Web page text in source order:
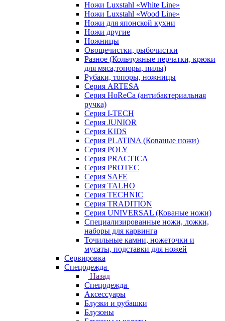
Ножи Luxstahl «White Line»
Ножи Luxstahl «Wood Line»
Ножи для японской кухни
Ножи другие
Ножницы
Овощечистки, рыбочистки
Разное (Кольчужные перчатки, крюки
для мяса,топоры, пилы)
Рубаки, топоры, ножницы
Серия ARTESA
Серия HoReCa (антибактериальная
ручка)
Серия I-TECH
Серия JUNIOR
Серия KIDS
Серия PLATINA (Кованые ножи)
Серия POLY
Серия PRACTICA
Серия PROTEC
Серия SAFE
Серия TALHO
Серия TECHNIC
Серия TRADITION
Серия UNIVERSAL (Кованые ножи)
Специализированные ножи, ложки,
наборы для карвинга
Точильные камни, ножеточки и
мусаты, подставки для ножей
Сервировка
Спецодежда
Назад
Спецодежда
Аксессуары
Блузки и рубашки
Блузоны